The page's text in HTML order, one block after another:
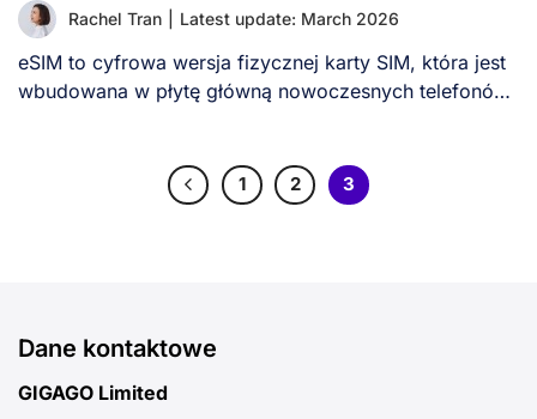
Rachel Tran Latest update: March 2026
eSIM to cyfrowa wersja fizycznej karty SIM, która jest
wbudowana w płytę główną nowoczesnych telefonów.
1 2 3
Dane kontaktowe
GIGAGO Limited